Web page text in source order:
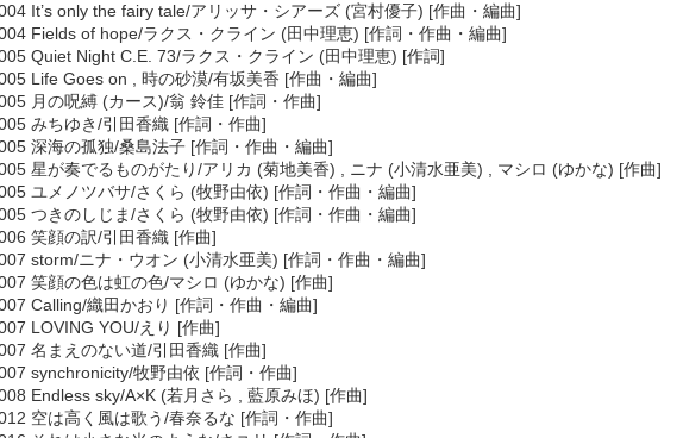
It’s only the fairy tale/アリッサ・シアーズ (宮村優子) [作曲・編曲]
Fields of hope/ラクス・クライン (田中理恵) [作詞・作曲・編曲]
Quiet Night C.E. 73/ラクス・クライン (田中理恵) [作詞]
Life Goes on , 時の砂漠/有坂美香 [作曲・編曲]
月の呪縛 (カース)/翁 鈴佳 [作詞・作曲]
みちゆき/引田香織 [作詞・作曲]
深海の孤独/桑島法子 [作詞・作曲・編曲]
星が奏でるものがたり/アリカ (菊地美香) , ニナ (小清水亜美) , マシロ (ゆかな) [作曲]
ユメノツバサ/さくら (牧野由依) [作詞・作曲・編曲]
つきのしじま/さくら (牧野由依) [作詞・作曲・編曲]
笑顔の訳/引田香織 [作曲]
storm/ニナ・ウオン (小清水亜美) [作詞・作曲・編曲]
笑顔の色は虹の色/マシロ (ゆかな) [作曲]
Calling/織田かおり [作詞・作曲・編曲]
LOVING YOU/えり [作曲]
名まえのない道/引田香織 [作曲]
synchronicity/牧野由依 [作詞・作曲]
Endless sky/A×K (若月さら , 藍原みほ) [作曲]
空は高く風は歌う/春奈るな [作詞・作曲]